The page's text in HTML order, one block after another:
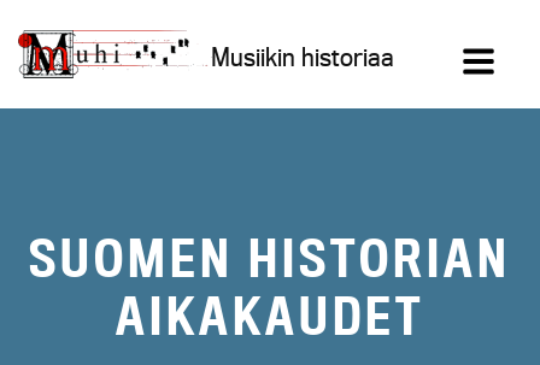
sisältöön
Musiikin historiaa
SUOMEN HISTORIAN
AIKAKAUDET